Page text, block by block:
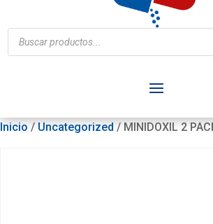
Búsqueda
de
productos
Inicio / Uncategorized / MINIDOXIL 2